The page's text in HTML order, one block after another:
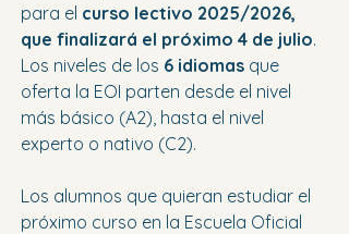
para el curso lectivo 2025/2026,
que finalizará el próximo 4 de julio.
Los niveles de los 6 idiomas que
oferta la EOI parten desde el nivel
más básico (A2), hasta el nivel
experto o nativo (C2).
Los alumnos que quieran estudiar el
próximo curso en la Escuela Oficial